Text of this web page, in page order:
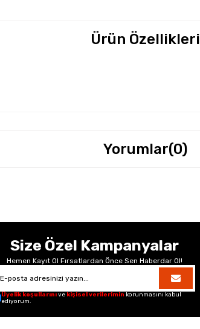
Ürün Özellikleri
Yorumlar(0)
Size Özel Kampanyalar
Hemen Kayıt Ol Fırsatlardan Önce Sen Haberdar Ol!
Üyelik koşullarınıve kişisel verilerimin korunmasını kabul
ediyorum.